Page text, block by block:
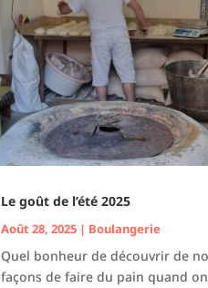
Le goût de l’été 2025
Août 28, 2025| Boulangerie
Quel bonheur de découvrir de
façons de faire du pain quand on